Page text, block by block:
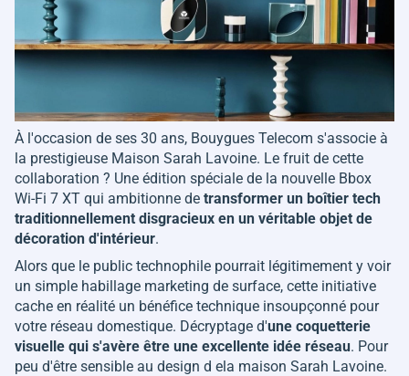
À l'occasion de ses 30 ans, Bouygues Telecom s'associe à
la prestigieuse Maison Sarah Lavoine. Le fruit de cette
collaboration ? Une édition spéciale de la nouvelle Bbox
Wi-Fi 7 XT qui ambitionne de transformer un boîtier tech
traditionnellement disgracieux en un véritable objet de
décoration d'intérieur.
Alors que le public technophile pourrait légitimement y voir
un simple habillage marketing de surface, cette initiative
cache en réalité un bénéfice technique insoupçonné pour
votre réseau domestique. Décryptage d'une coquetterie
visuelle qui s'avère être une excellente idée réseau. Pour
peu d'être sensible au design d ela maison Sarah Lavoine.